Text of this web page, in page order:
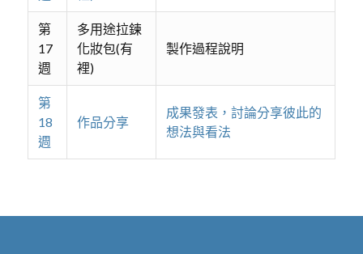
第
17
週
多用途拉鍊
化妝包(有
裡)
製作過程說明
第
18
週
作品分享
成果發表，討論分享彼此的
想法與看法